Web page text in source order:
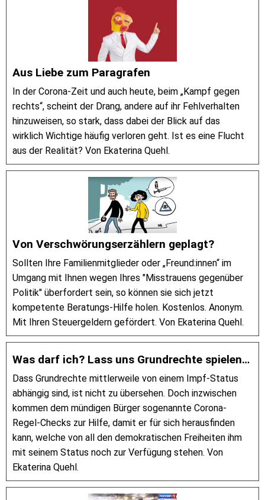
Aus Liebe zum Paragrafen
In der Corona-Zeit und auch heute, beim „Kampf gegen
rechts“, scheint der Drang, andere auf ihr Fehlverhalten
hinzuweisen, so stark, dass dabei der Blick auf das
wirklich Wichtige häufig verloren geht. Ist es eine Flucht
aus der Realität? Von Ekaterina Quehl.
Von Verschwörungserzählern geplagt?
Sollten Ihre Familienmitglieder oder „Freund:innen“ im
Umgang mit Ihnen wegen Ihres "Misstrauens gegenüber
Politik" überfordert sein, so können sie sich jetzt
kompetente Beratungs-Hilfe holen. Kostenlos. Anonym.
Mit Ihren Steuergeldern gefördert. Von Ekaterina Quehl.
Was darf ich? Lass uns Grundrechte spielen…
Dass Grundrechte mittlerweile von einem Impf-Status
abhängig sind, ist nicht zu übersehen. Doch inzwischen
kommen dem mündigen Bürger sogenannte Corona-
Regel-Checks zur Hilfe, damit er für sich herausfinden
kann, welche von all den demokratischen Freiheiten ihm
mit seinem Status noch zur Verfügung stehen. Von
Ekaterina Quehl.